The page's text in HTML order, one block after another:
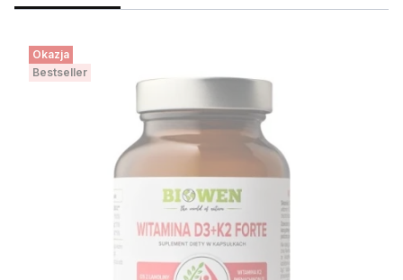
Okazja
Bestseller